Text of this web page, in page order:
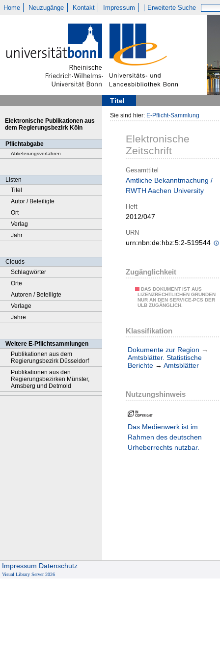
Home Neuzugänge Kontakt Impressum Erweiterte Suche
Titel
Elektronische Publikationen aus
dem Regierungsbezirk Köln
Pflichtabgabe
Ablieferungsverfahren
Listen
Titel
Autor / Beteiligte
Ort
Verlag
Jahr
Clouds
Schlagwörter
Orte
Autoren / Beteiligte
Verlage
Jahre
Weitere E-Pflichtsammlungen
Publikationen aus dem
Regierungsbezirk Düsseldorf
Publikationen aus den
Regierungsbezirken Münster,
Arnsberg und Detmold
Sie sind hier: E-Pflicht-Sammlung
Elektronische
Zeitschrift
Gesamttitel
Amtliche Bekanntmachung /
RWTH Aachen University
Heft
2012/047
URN
urn:nbn:de:hbz:5:2-519544
Zugänglichkeit
DAS DOKUMENT IST AUS
LIZENZRECHTLICHEN GRÜNDEN
NUR AN DEN SERVICE-PCS DER
ULB ZUGÄNGLICH.
Klassifikation
Dokumente zur Region →
Amtsblätter. Statistische
Berichte → Amtsblätter
Nutzungshinweis
Das Medienwerk ist im
Rahmen des deutschen
Urheberrechts nutzbar.
Impressum Datenschutz
Visual Library Server 2026